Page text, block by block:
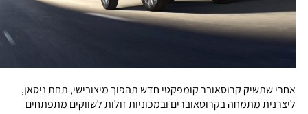
אחרי שתשיק קרוסאובר קומפקטי חדש תהפוך מיצובישי, תחת ניסאן,
ליצרנית מתמחה בקרוסאוברים ובמכוניות זולות לשווקים מתפתחים